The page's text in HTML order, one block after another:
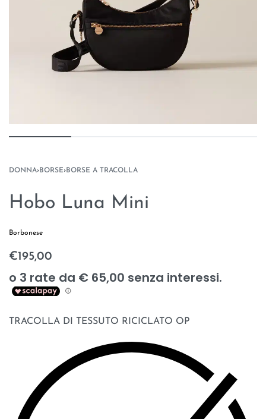
DONNA›BORSE›BORSE A TRACOLLA
Hobo Luna Mini
Borbonese
€195,00
TRACOLLA DI TESSUTO RICICLATO OP